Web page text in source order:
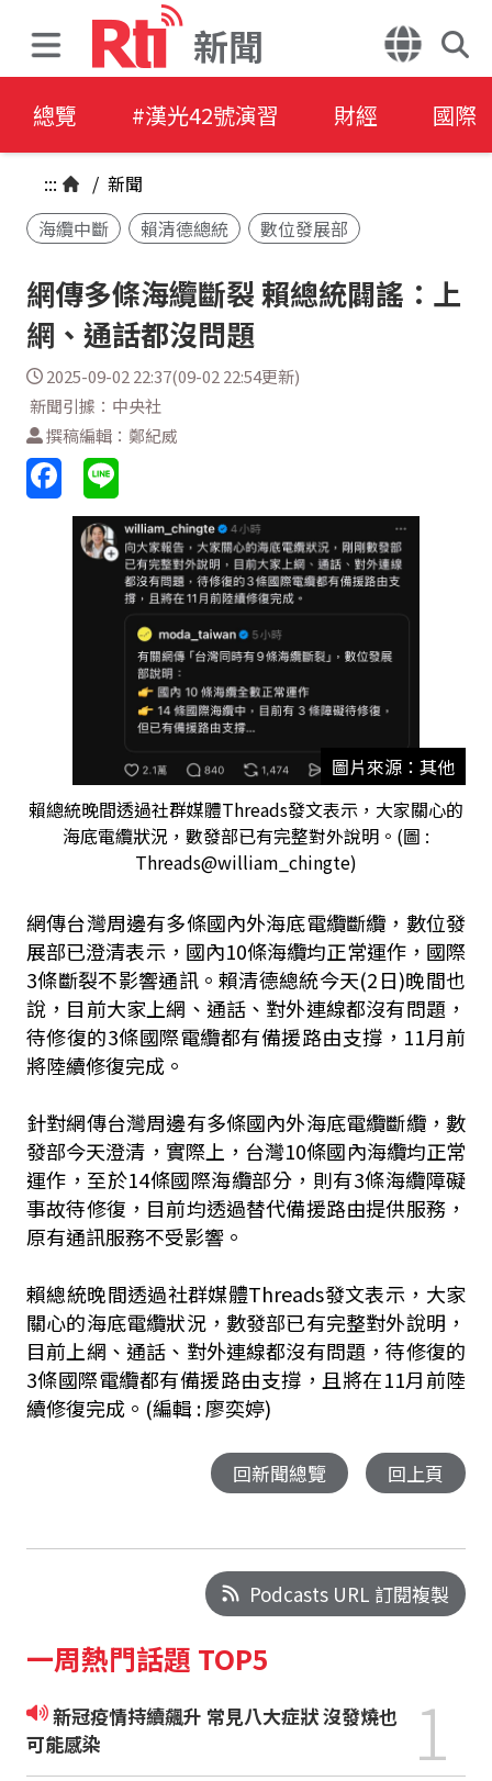
新聞
總覽 #漢光42號演習 財經 國際
::: / 新聞
海纜中斷
賴清德總統 數位發展部
網傳多條海纜斷裂 賴總統闢謠：上
網、通話都沒問題
2025-09-02 22:37(09-02 22:54更新)
新聞引據：中央社
撰稿編輯：鄭紀威
圖片來源：其他
賴總統晚間透過社群媒體Threads發文表示，大家關心的
海底電纜狀況，數發部已有完整對外說明。(圖 :
Threads@william_chingte)
網傳台灣周邊有多條國內外海底電纜斷纜，數位發
展部已澄清表示，國內10條海纜均正常運作，國際
3條斷裂不影響通訊。賴清德總統今天(2日)晚間也
說，目前大家上網、通話、對外連線都沒有問題，
待修復的3條國際電纜都有備援路由支撐，11月前
將陸續修復完成。
針對網傳台灣周邊有多條國內外海底電纜斷纜，數
發部今天澄清，實際上，台灣10條國內海纜均正常
運作，至於14條國際海纜部分，則有3條海纜障礙
事故待修復，目前均透過替代備援路由提供服務，
原有通訊服務不受影響。
賴總統晚間透過社群媒體Threads發文表示，大家
關心的海底電纜狀況，數發部已有完整對外說明，
目前上網、通話、對外連線都沒有問題，待修復的
3條國際電纜都有備援路由支撐，且將在11月前陸
續修復完成。(編輯 : 廖奕婷)
回新聞總覽 回上頁
Podcasts URL 訂閱複製
一周熱門話題 TOP5
新冠疫情持續飆升 常見八大症狀 沒發燒也
可能感染
1